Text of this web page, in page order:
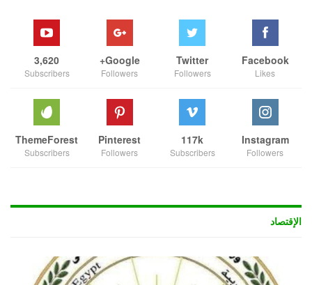
Facebook
Likes
Twitter
Followers
Google+
Followers
3,620
Subscribers
Instagram
Followers
117k
Subscribers
Pinterest
Followers
ThemeForest
Subscribers
الإقتصاد